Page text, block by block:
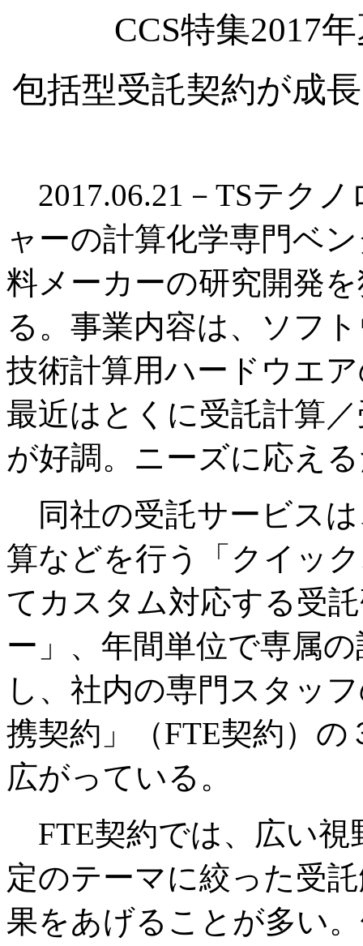
CCS特集2017
包括型受託契約が成
2017.06.21－TSテク
ャーの計算化学専門ベ
料メーカーの研究開発
る。事業内容は、ソフ
技術計算用ハードウエ
最近はとくに受託計算
が好調。ニーズに応え
同社の受託サービス
算などを行う「クイッ
てカスタム対応する受
ー」、年間単位で専属
し、社内の専門スタッ
携契約」（FTE契約）
広がっている。
FTE契約では、広い視
定のテーマに絞った受
果をあげることが多い